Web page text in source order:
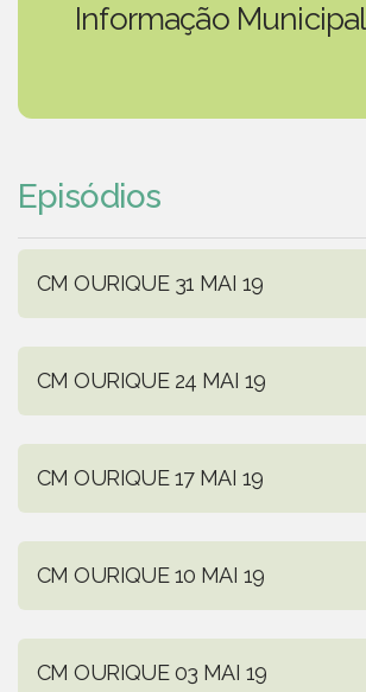
Informação Municipal
Episódios
CM OURIQUE 31 MAI 19
CM OURIQUE 24 MAI 19
CM OURIQUE 17 MAI 19
CM OURIQUE 10 MAI 19
CM OURIQUE 03 MAI 19